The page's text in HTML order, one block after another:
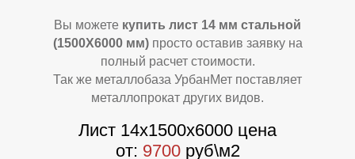
Вы можете купить лист 14 мм стальной
(1500Х6000 мм) просто оставив заявку на
полный расчет стоимости.
Так же металлобаза УрбанМет поставляет
металлопрокат других видов.
Лист 14х1500х6000 цена
от: 9700 руб\м2